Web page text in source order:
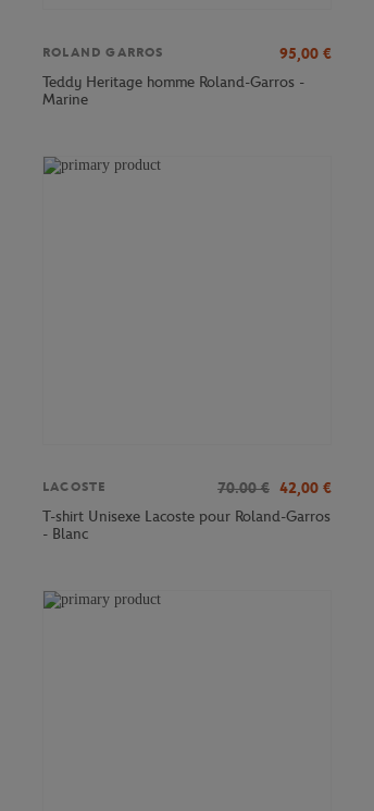
ROLAND GARROS 95,00 €
Teddy Heritage homme Roland-Garros -
Marine
LACOSTE 70.00 € 42,00 €
T-shirt Unisexe Lacoste pour Roland-Garros
- Blanc